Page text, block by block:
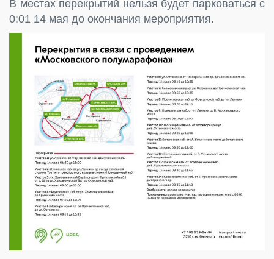
В местах перекрытий нельзя будет парковаться с
0:01 14 мая до окончания мероприятия.